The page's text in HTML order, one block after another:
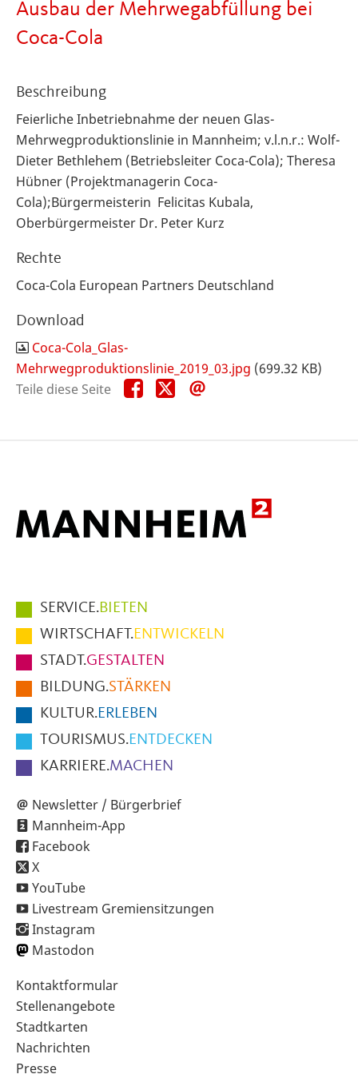
Ausbau der Mehrwegabfüllung bei
Coca-Cola
Beschreibung
Feierliche Inbetriebnahme der neuen Glas-
Mehrwegproduktionslinie in Mannheim; v.l.n.r.: Wolf-
Dieter Bethlehem (Betriebsleiter Coca-Cola); Theresa
Hübner (Projektmanagerin Coca-
Cola);Bürgermeisterin Felicitas Kubala,
Oberbürgermeister Dr. Peter Kurz
Rechte
Coca-Cola European Partners Deutschland
Download
Coca-Cola_Glas-
Mehrwegproduktionslinie_2019_03.jpg (699.32 KB)
Teile diese Seite
Teile
diese
Teile
diese
Hauptmenüpunkte
im
Fußbereich
der
Seite
SERVICE.BIETEN
WIRTSCHAFT.ENTWICKELN
STADT.GESTALTEN
BILDUNG.STÄRKEN
KULTUR.ERLEBEN
TOURISMUS.ENTDECKEN
KARRIERE.MACHEN
Newsletter / Bürgerbrief
Mannheim-App
Facebook
X
YouTube
Livestream Gremiensitzungen
Instagram
Mastodon
Sekundärnavigation
im
Fußbereich
Kontaktformular
Stellenangebote
Stadtkarten
Nachrichten
Presse